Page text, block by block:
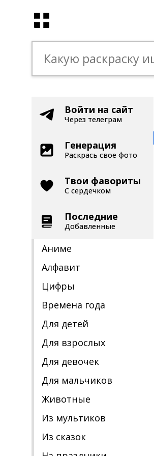
Войти на сайт
Через телеграм
Генерация
Раскрась свое фото
Твои фавориты
С сердечком
Последние
Добавленные
Аниме
Алфавит
Цифры
Времена года
Для детей
Для взрослых
Для девочек
Для мальчиков
Животные
Из мультиков
Из сказок